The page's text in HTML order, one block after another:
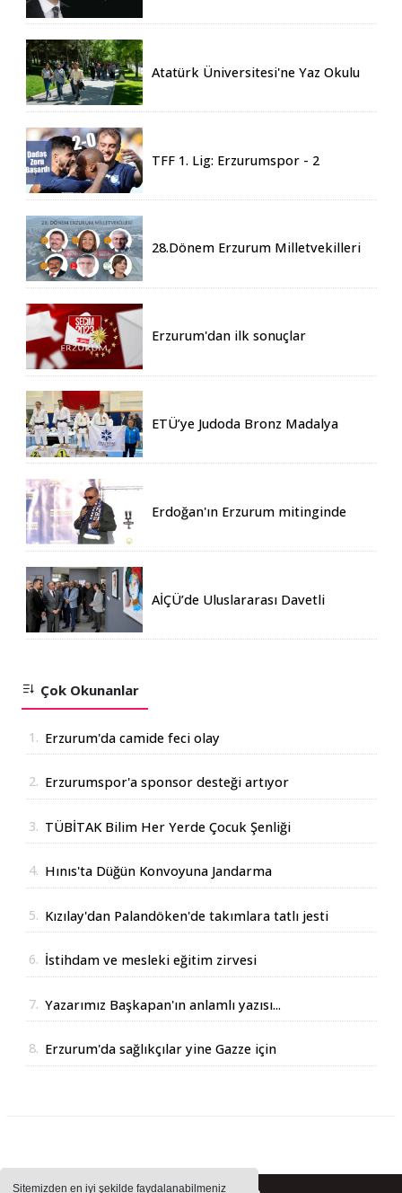
Sitemizden en iyi şekilde faydalanabilmeniz
Atatürk Üniversitesi'ne Yaz Okulu
TFF 1. Lig: Erzurumspor - 2
28.Dönem Erzurum Milletvekilleri
Erzurum'dan ilk sonuçlar
ETÜ’ye Judoda Bronz Madalya
Erdoğan'ın Erzurum mitinginde
AİÇÜ’de Uluslararası Davetli
Çok Okunanlar
1. Erzurum'da camide feci olay
2. Erzurumspor'a sponsor desteği artıyor
3. TÜBİTAK Bilim Her Yerde Çocuk Şenliği
4. Hınıs'ta Düğün Konvoyuna Jandarma
5. Kızılay'dan Palandöken'de takımlara tatlı jesti
6. İstihdam ve mesleki eğitim zirvesi
7. Yazarımız Başkapan'ın anlamlı yazısı...
8. Erzurum'da sağlıkçılar yine Gazze için